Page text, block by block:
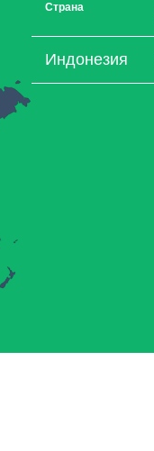
Страна
Индонезия